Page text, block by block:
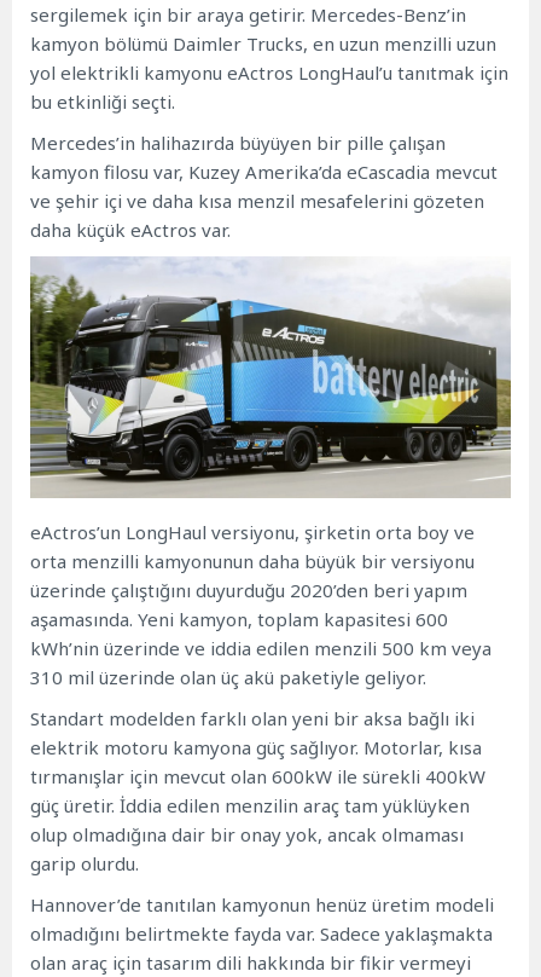
sergilemek için bir araya getirir. Mercedes-Benz’in
kamyon bölümü Daimler Trucks, en uzun menzilli uzun
yol elektrikli kamyonu eActros LongHaul’u tanıtmak için
bu etkinliği seçti.
Mercedes’in halihazırda büyüyen bir pille çalışan
kamyon filosu var, Kuzey Amerika’da eCascadia mevcut
ve şehir içi ve daha kısa menzil mesafelerini gözeten
daha küçük eActros var.
eActros’un LongHaul versiyonu, şirketin orta boy ve
orta menzilli kamyonunun daha büyük bir versiyonu
üzerinde çalıştığını duyurduğu 2020’den beri yapım
aşamasında. Yeni kamyon, toplam kapasitesi 600
kWh’nin üzerinde ve iddia edilen menzili 500 km veya
310 mil üzerinde olan üç akü paketiyle geliyor.
Standart modelden farklı olan yeni bir aksa bağlı iki
elektrik motoru kamyona güç sağlıyor. Motorlar, kısa
tırmanışlar için mevcut olan 600kW ile sürekli 400kW
güç üretir. İddia edilen menzilin araç tam yüklüyken
olup olmadığına dair bir onay yok, ancak olmaması
garip olurdu.
Hannover’de tanıtılan kamyonun henüz üretim modeli
olmadığını belirtmekte fayda var. Sadece yaklaşmakta
olan araç için tasarım dili hakkında bir fikir vermeyi